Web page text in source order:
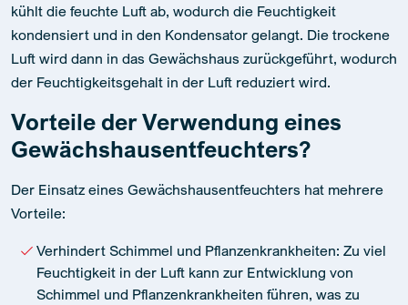
kühlt die feuchte Luft ab, wodurch die Feuchtigkeit
kondensiert und in den Kondensator gelangt. Die trockene
Luft wird dann in das Gewächshaus zurückgeführt, wodurch
der Feuchtigkeitsgehalt in der Luft reduziert wird.
Vorteile der Verwendung eines
Gewächshausentfeuchters?
Der Einsatz eines Gewächshausentfeuchters hat mehrere
Vorteile:
Verhindert Schimmel und Pflanzenkrankheiten: Zu viel
Feuchtigkeit in der Luft kann zur Entwicklung von
Schimmel und Pflanzenkrankheiten führen, was zu